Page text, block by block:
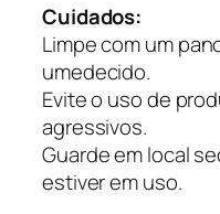
Cuidados:
Limpe com um
umedecido.
Evite o uso de
agressivos.
Guarde em local
estiver em uso.